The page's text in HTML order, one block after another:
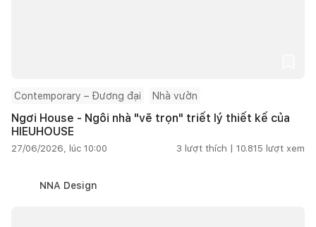
Contemporary – Đương đại Nhà vườn
Ngơi House - Ngôi nhà "vẽ trọn" triết lý thiết kế của
HIEUHOUSE
27/06/2026, lúc 10:00 3 lượt thích | 10.815 lượt xem
NNA Design